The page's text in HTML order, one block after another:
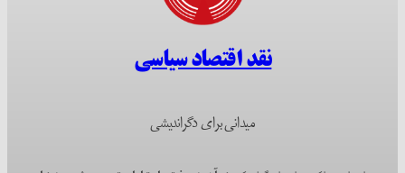
نقد اقتصاد سیاسی
میدانی برای دگراندیشی